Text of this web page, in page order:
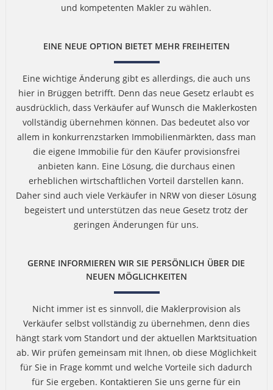
und kompetenten Makler zu wählen.
EINE NEUE OPTION BIETET MEHR FREIHEITEN
Eine wichtige Änderung gibt es allerdings, die auch uns
hier in Brüggen betrifft. Denn das neue Gesetz erlaubt es
ausdrücklich, dass Verkäufer auf Wunsch die Maklerkosten
vollständig übernehmen können. Das bedeutet also vor
allem in konkurrenzstarken Immobilienmärkten, dass man
die eigene Immobilie für den Käufer provisionsfrei
anbieten kann. Eine Lösung, die durchaus einen
erheblichen wirtschaftlichen Vorteil darstellen kann.
Daher sind auch viele Verkäufer in NRW von dieser Lösung
begeistert und unterstützen das neue Gesetz trotz der
geringen Änderungen für uns.
GERNE INFORMIEREN WIR SIE PERSÖNLICH ÜBER DIE
NEUEN MÖGLICHKEITEN
Nicht immer ist es sinnvoll, die Maklerprovision als
Verkäufer selbst vollständig zu übernehmen, denn dies
hängt stark vom Standort und der aktuellen Marktsituation
ab. Wir prüfen gemeinsam mit Ihnen, ob diese Möglichkeit
für Sie in Frage kommt und welche Vorteile sich dadurch
für Sie ergeben. Kontaktieren Sie uns gerne für ein